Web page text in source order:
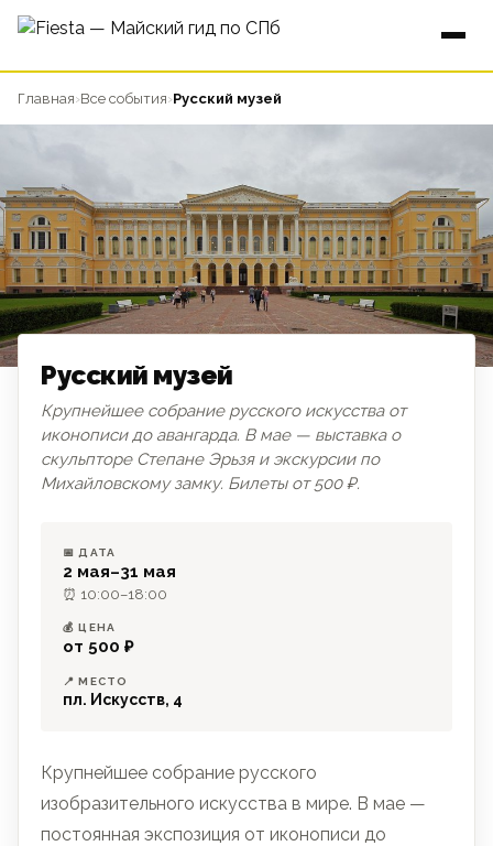
Главная›Все события›Русский музей
Русский музей
Крупнейшее собрание русского искусства от
иконописи до авангарда. В мае — выставка о
скульпторе Степане Эрьзя и экскурсии по
Михайловскому замку. Билеты от 500 ₽.
📅 ДАТА
2 мая–31 мая
⏰ 10:00–18:00
💰 ЦЕНА
от 500 ₽
📍 МЕСТО
пл. Искусств, 4
Крупнейшее собрание русского
изобразительного искусства в мире. В мае —
постоянная экспозиция от иконописи до